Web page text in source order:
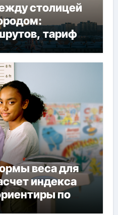
столицей
тарифы
веса для
индекса
по
и полу